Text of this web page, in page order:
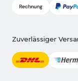
Zuverlässiger